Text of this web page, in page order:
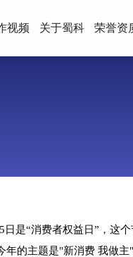
视频 关于蜀科 荣誉资
日是“消费者权益日”，这
年的主题是"新消费 我做主